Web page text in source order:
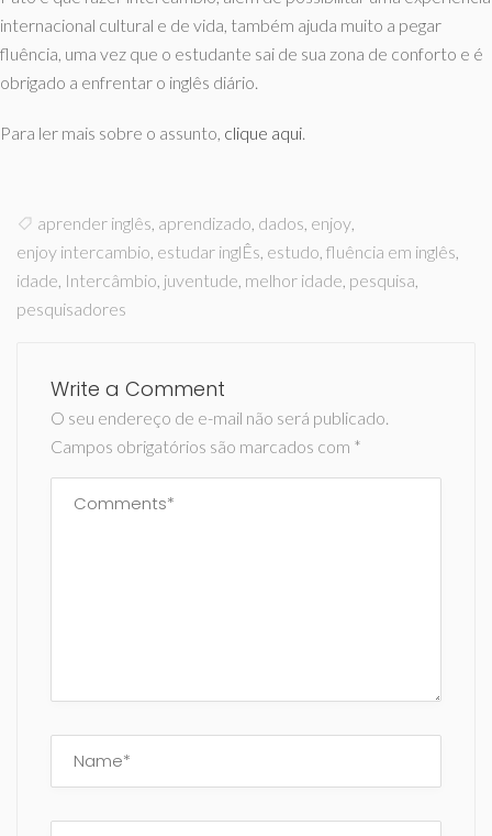
internacional cultural e de vida, também ajuda muito a pegar
fluência, uma vez que o estudante sai de sua zona de conforto e é
obrigado a enfrentar o inglês diário.
Para ler mais sobre o assunto, clique aqui
aprender inglês aprendizado dados enjoy
enjoy intercambio estudar inglÊs estudo fluência em inglês
idade Intercâmbio juventude melhor idade pesquisa
pesquisadores
Write a Comment
O seu endereço de e-mail não será publicado.
Campos obrigatórios são marcados com *